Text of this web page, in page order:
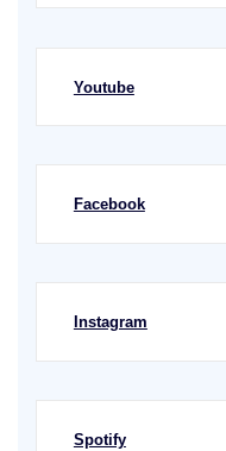
Youtube
Facebook
Instagram
Spotify